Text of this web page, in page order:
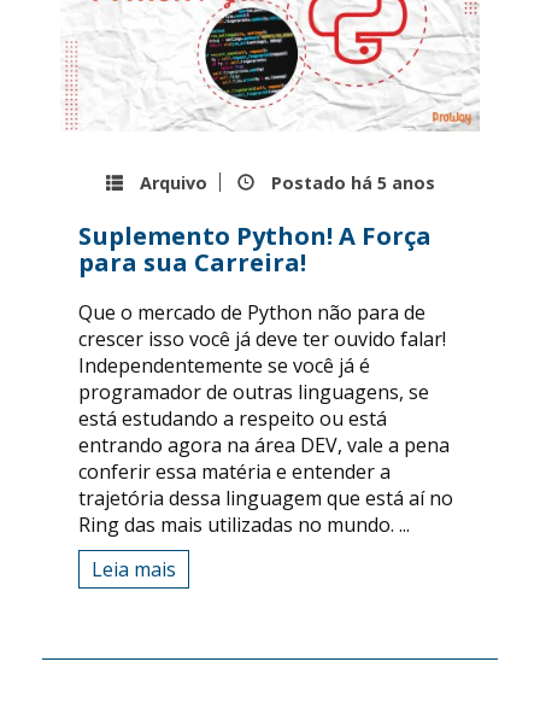
Arquivo Postado há 5 anos
Suplemento Python! A Força
para sua Carreira!
Que o mercado de Python não para de
crescer isso você já deve ter ouvido falar!
Independentemente se você já é
programador de outras linguagens, se
está estudando a respeito ou está
entrando agora na área DEV, vale a pena
conferir essa matéria e entender a
trajetória dessa linguagem que está aí no
Ring das mais utilizadas no mundo. ...
Leia mais